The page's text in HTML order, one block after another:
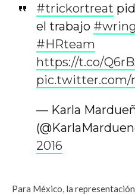
#trickortreat
el trabajo
#HRteam
https://t.co/
pic.twitter.com/
— Karla
2016
Para México, la